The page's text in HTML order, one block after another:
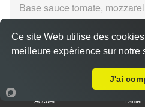
Base sauce tomate,
poivrons, olives
Pizza napolitaine méga
Accueil Panier
Ce site Web utilise des
meilleure expérience sur notre
J'ai